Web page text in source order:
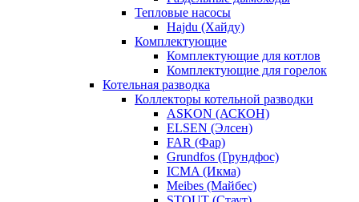
Тепловые насосы
Hajdu (Хайду)
Комплектующие
Комплектующие для котлов
Комплектующие для горелок
Котельная разводка
Коллекторы котельной разводки
ASKON (АСКОН)
ELSEN (Элсен)
FAR (Фар)
Grundfos (Грундфос)
ICMA (Икма)
Meibes (Майбес)